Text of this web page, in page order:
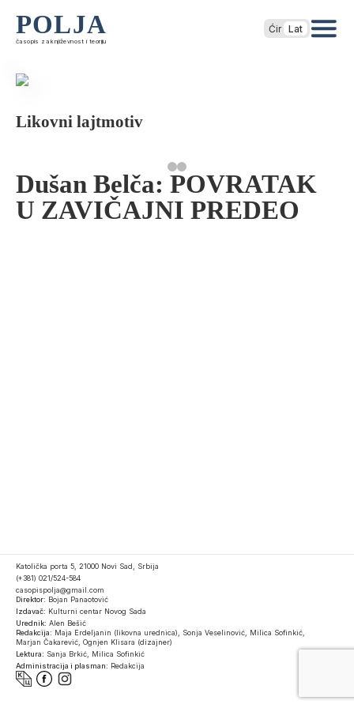
POLJA
časopis za književnost i teoriju
Ćir Lat
Likovni lajtmotiv
Dušan Belča: POVRATAK
U ZAVIČAJNI PREDEO
Katolička porta 5, 21000 Novi Sad, Srbija
(+381) 021/524-584
casopispolja@gmail.com
Direktor: Bojan Panaotović
Izdavač: Kulturni centar Novog Sada
Urednik: Alen Bešić
Redakcija: Maja Erdeljanin (likovna urednica), Sonja Veselinović, Milica Sofinkić,
Marjan Čakarević, Ognjen Klisara (dizajner)
Lektura: Sanja Brkić, Milica Sofinkić
Administracija i plasman: Redakcija